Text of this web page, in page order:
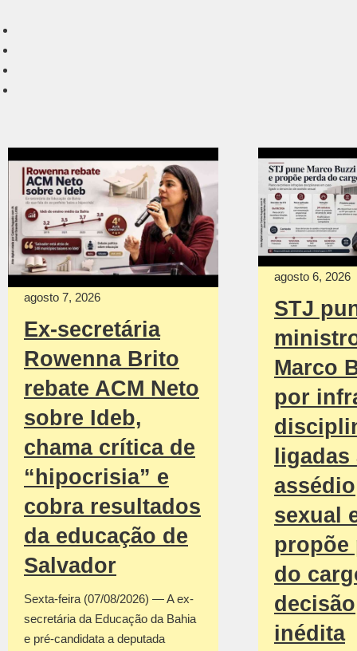
agosto 7, 2026
Ex-secretária
Rowenna Brito
rebate ACM Neto
sobre Ideb,
chama crítica de
“hipocrisia” e
cobra resultados
da educação de
Salvador
Sexta-feira (07/08/2026) — A ex-
secretária da Educação da Bahia
e pré-candidata a deputada
agosto 6, 2026
STJ
Marco
por
ligadas
assédio
sexual
propõe
do
decisão
inédita